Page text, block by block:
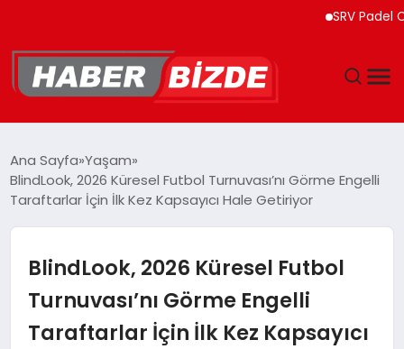
SRV Padel
YAŞAM
MAGAZIN
Ana Sayfa Yaşam
BlindLook, 2026 Küresel Futbol Turnuvası’nı Görme Engelli
Taraftarlar İçin İlk Kez Kapsayıcı Hale Getiriyor
BlindLook, 2026 Küresel Futbol
Turnuvası’nı Görme Engelli
Taraftarlar İçin İlk Kez Kapsayıcı